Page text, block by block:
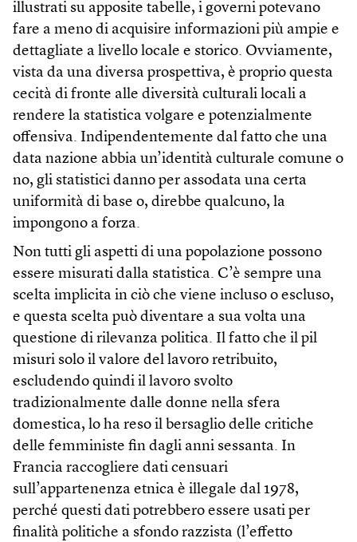
illustrati su apposite tabelle, i governi potevano
fare a meno di acquisire informazioni più ampie e
dettagliate a livello locale e storico. Ovviamente,
vista da una diversa prospettiva, è proprio questa
cecità di fronte alle diversità culturali locali a
rendere la statistica volgare e potenzialmente
offensiva. Indipendentemente dal fatto che una
data nazione abbia un’identità culturale comune o
no, gli statistici danno per assodata una certa
uniformità di base o, direbbe qualcuno, la
impongono a forza.
Non tutti gli aspetti di una popolazione possono
essere misurati dalla statistica. C’è sempre una
scelta implicita in ciò che viene incluso o escluso,
e questa scelta può diventare a sua volta una
questione di rilevanza politica. Il fatto che il pil
misuri solo il valore del lavoro retribuito,
escludendo quindi il lavoro svolto
tradizionalmente dalle donne nella sfera
domestica, lo ha reso il bersaglio delle critiche
delle femministe fin dagli anni sessanta. In
Francia raccogliere dati censuari
sull’appartenenza etnica è illegale dal 1978,
perché questi dati potrebbero essere usati per
finalità politiche a sfondo razzista (l’effetto